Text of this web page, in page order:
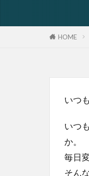
HOME
いつ
いつ
か。
毎日
そん